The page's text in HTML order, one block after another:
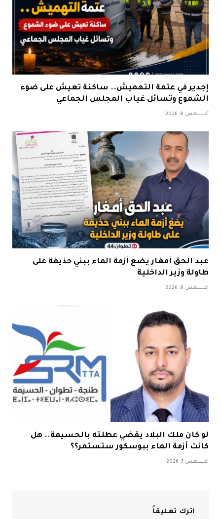
إجدير في عتمة التهميش.. ساكنة تعيش على ضوء
الشموع وتسائل غياب المجلس الجماعي
أغسطس 8, 2026
عبد الحق أمغار يضع أزمة الماء ببني حذيفة على
طاولة وزير الداخلية
أغسطس 8, 2026
لو كان ملك البلاد يقضي عطلته بالحسيمة.. هل
كانت أزمة الماء ببوسكور ستستمر؟؟
أغسطس 7, 2026
اترك تعليقاً